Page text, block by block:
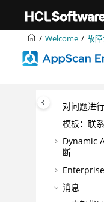
Welcome 故
最佳实践
配置
管理
对问题进
模板：联
Dynamic
断
消息